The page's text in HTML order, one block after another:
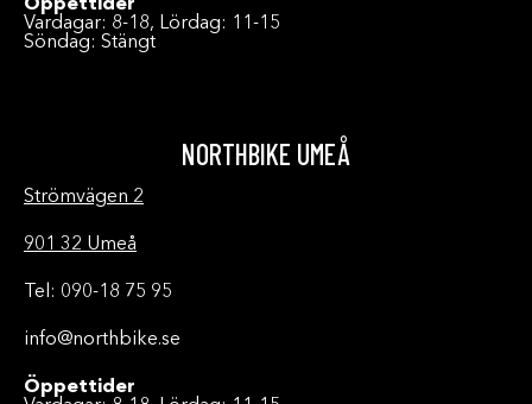
Öppettider
Vardagar: 8-18, Lördag: 11-15
Söndag: Stängt
NORTHBIKE UMEÅ
Strömvägen 2
901 32 Umeå
Tel: 090-18 75 95
info@northbike.se
Öppettider